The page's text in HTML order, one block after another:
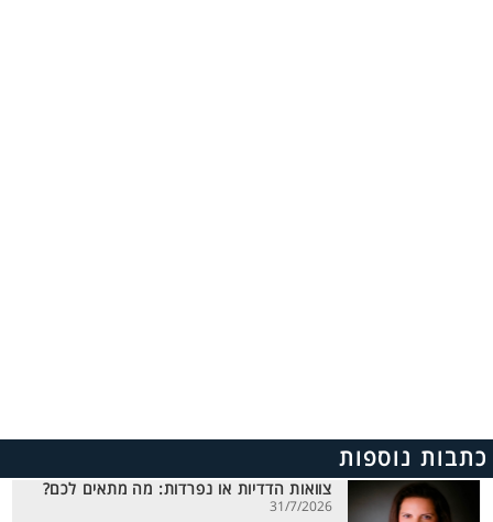
כתבות נוספות
צוואות הדדיות או נפרדות: מה מתאים לכם?
31/7/2026